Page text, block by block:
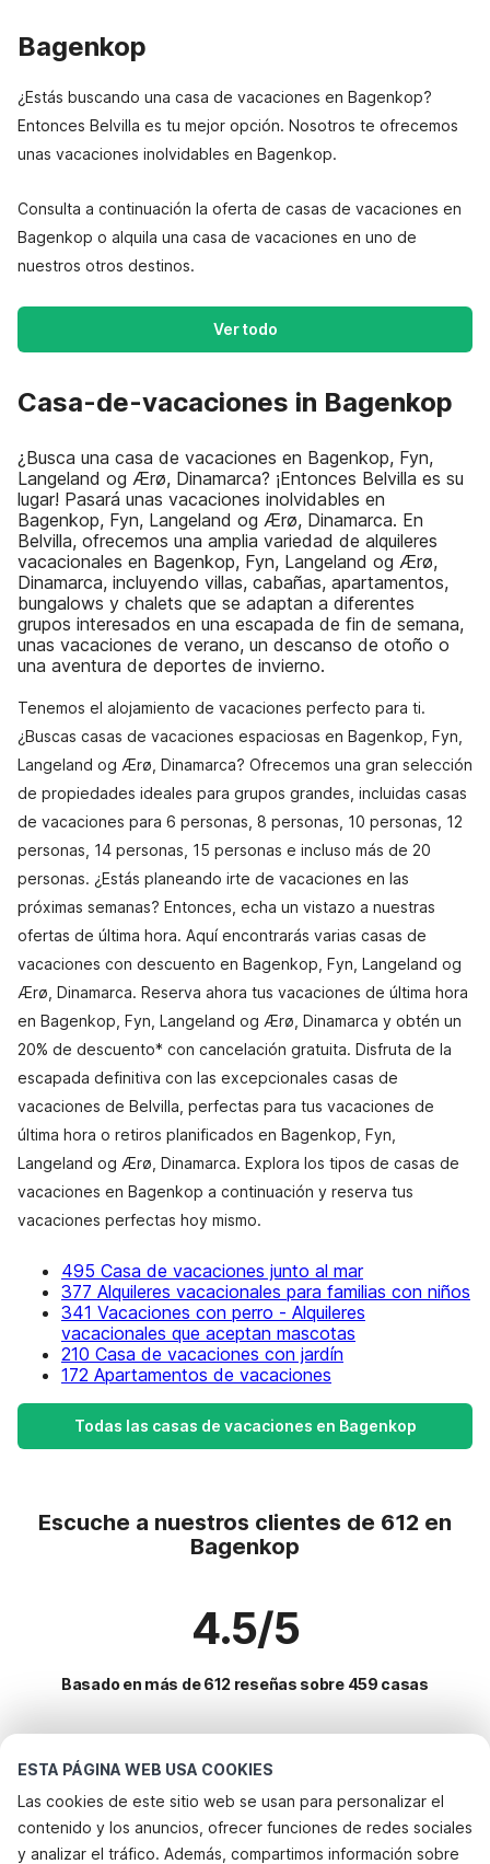
ESTA PÁGINA WEB USA COOKIES
Las cookies de este sitio web se usan para personalizar el
contenido y los anuncios, ofrecer funciones de redes sociales
y analizar el tráfico. Además, compartimos información sobre
Bagenkop
¿Estás buscando una casa de vacaciones en Bagenkop?
Entonces Belvilla es tu mejor opción. Nosotros te ofrecemos
unas vacaciones inolvidables en Bagenkop.
Consulta a continuación la oferta de casas de vacaciones en
Bagenkop o alquila una casa de vacaciones en uno de
nuestros otros destinos.
Ver todo
Casa-de-vacaciones in Bagenkop
¿Busca una casa de vacaciones en Bagenkop, Fyn,
Langeland og Ærø, Dinamarca? ¡Entonces Belvilla es su
lugar! Pasará unas vacaciones inolvidables en
Bagenkop, Fyn, Langeland og Ærø, Dinamarca. En
Belvilla, ofrecemos una amplia variedad de alquileres
vacacionales en Bagenkop, Fyn, Langeland og Ærø,
Dinamarca, incluyendo villas, cabañas, apartamentos,
bungalows y chalets que se adaptan a diferentes
grupos interesados en una escapada de fin de semana,
unas vacaciones de verano, un descanso de otoño o
una aventura de deportes de invierno.
Tenemos el alojamiento de vacaciones perfecto para ti.
¿Buscas casas de vacaciones espaciosas en Bagenkop, Fyn,
Langeland og Ærø, Dinamarca? Ofrecemos una gran selección
de propiedades ideales para grupos grandes, incluidas casas
de vacaciones para 6 personas, 8 personas, 10 personas, 12
personas, 14 personas, 15 personas e incluso más de 20
personas. ¿Estás planeando irte de vacaciones en las
próximas semanas? Entonces, echa un vistazo a nuestras
ofertas de última hora. Aquí encontrarás varias casas de
vacaciones con descuento en Bagenkop, Fyn, Langeland og
Ærø, Dinamarca. Reserva ahora tus vacaciones de última hora
en Bagenkop, Fyn, Langeland og Ærø, Dinamarca y obtén un
20% de descuento* con cancelación gratuita. Disfruta de la
escapada definitiva con las excepcionales casas de
vacaciones de Belvilla, perfectas para tus vacaciones de
última hora o retiros planificados en Bagenkop, Fyn,
Langeland og Ærø, Dinamarca. Explora los tipos de casas de
vacaciones en Bagenkop a continuación y reserva tus
vacaciones perfectas hoy mismo.
495 Casa de vacaciones junto al mar
377 Alquileres vacacionales para familias con niños
341 Vacaciones con perro - Alquileres
vacacionales que aceptan mascotas
210 Casa de vacaciones con jardín
172 Apartamentos de vacaciones
Todas las casas de vacaciones en Bagenkop
Escuche a nuestros clientes de 612 en
Bagenkop
4.5/5
Basado en más de 612 reseñas sobre 459 casas
Destinos más populares para vacaciones
Ciudades con los mejores servicios para vacaciones
Casa de vacaciones junto al mar bagenkop